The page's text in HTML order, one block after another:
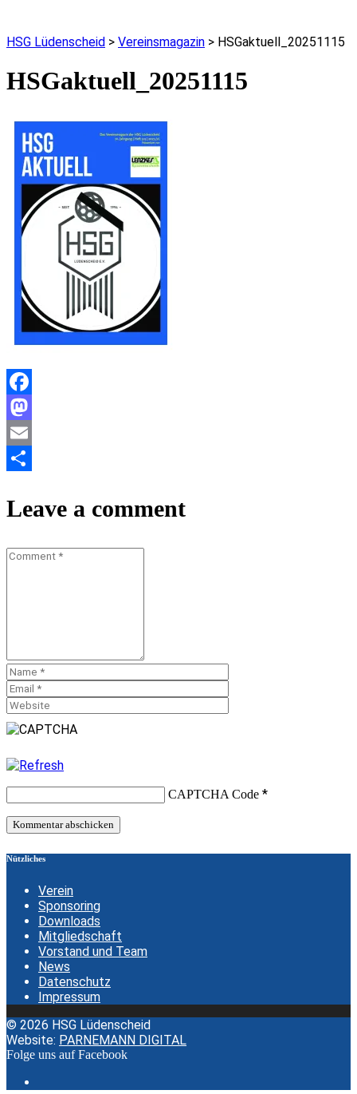
HSG Lüdenscheid > Vereinsmagazin > HSGaktuell_20251115
HSGaktuell_20251115
Facebook
Mastodon
Email
Leave a comment
CAPTCHA Code *
Nützliches
Verein
Sponsoring
Downloads
Mitgliedschaft
Vorstand und Team
News
Datenschutz
Impressum
© 2026 HSG Lüdenscheid
Website: PARNEMANN DIGITAL
Folge uns auf Facebook